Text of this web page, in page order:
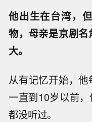
他出生在台湾，
物，母亲是京剧
大。
从有记忆开始，他
一直到10岁以前
都没听过。